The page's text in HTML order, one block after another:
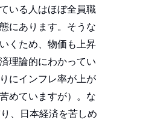
いる人はほぼ全員職
にあります。そうな
くため、物価も上昇
理論的にわかってい
にインフレ率が上が
めていますが）。な
、日本経済を苦しめ